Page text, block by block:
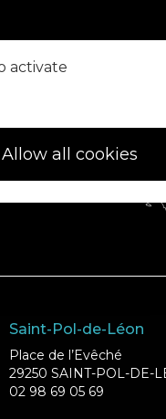
Saint-Pol-de-Léon
Place de l’Evêché
29250 SAINT-POL-DE-
02 98 69 05 69
activate
Allow all cookies